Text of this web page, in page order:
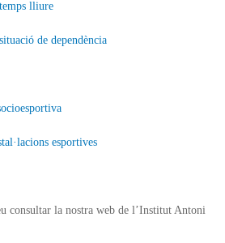
lliure
de dependència
esportives
consultar la nostra web de l’Institut Antoni